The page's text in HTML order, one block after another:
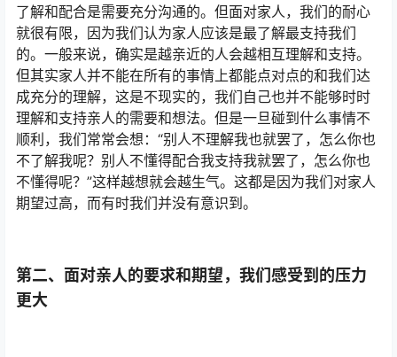
了解和配合是需要充分沟通的。但面对家人，我们的耐心
就很有限，因为我们认为家人应该是最了解最支持我们
的。一般来说，确实是越亲近的人会越相互理解和支持。
但其实家人并不能在所有的事情上都能点对点的和我们达
成充分的理解，这是不现实的，我们自己也并不能够时时
理解和支持亲人的需要和想法。但是一旦碰到什么事情不
顺利，我们常常会想：“别人不理解我也就罢了，怎么你也
不了解我呢？别人不懂得配合我支持我就罢了，怎么你也
不懂得呢？”这样越想就会越生气。这都是因为我们对家人
期望过高，而有时我们并没有意识到。
第二、面对亲人的要求和期望，我们感受到的压力
更大